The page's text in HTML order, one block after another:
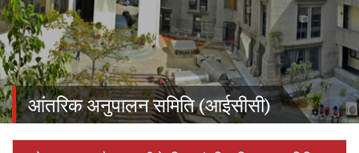
आंतरिक अनुपालन समिति (आईसीसी)